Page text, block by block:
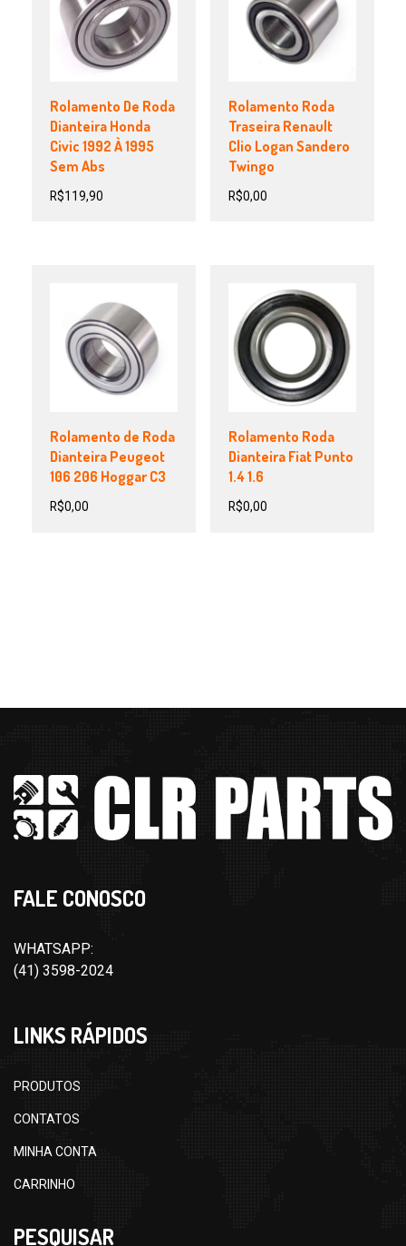
Rolamento De Roda
Dianteira Honda
Civic 1992 À 1995
Sem Abs
R$119,90
Rolamento Roda
Traseira Renault
Clio Logan Sandero
Twingo
R$0,00
Rolamento de Roda
Dianteira Peugeot
106 206 Hoggar C3
R$0,00
Rolamento Roda
Dianteira Fiat Punto
1.4 1.6
R$0,00
FALE CONOSCO
WHATSAPP:
(41) 3598-2024
LINKS RÁPIDOS
PRODUTOS
CONTATOS
MINHA CONTA
CARRINHO
PESQUISAR